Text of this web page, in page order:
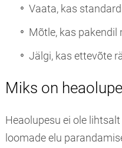
Vaata, kas
Mõtle, kas pakendil
Jälgi, kas ettevõte
Miks on
Heaolupesu ei ole
loomade elu